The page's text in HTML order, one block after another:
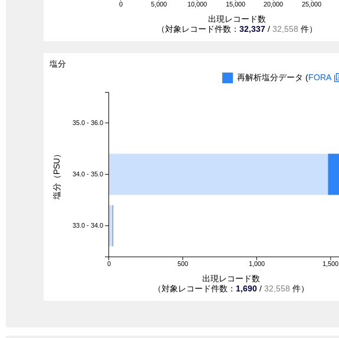
0 5,000 10,000 15,000 20,000 25,000
出現レコード数
（対象レコード件数： 32,337 / 32,558 件）
塩分
再解析塩分データ (FORA
0 500 1,000 1,500
35.0 - 36.0
34.0 - 35.0
33.0 - 34.0
出現レコード数
（対象レコード件数： 1,690 / 32,558 件）
塩分（PSU）